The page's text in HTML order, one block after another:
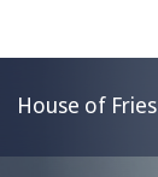
House of Fries